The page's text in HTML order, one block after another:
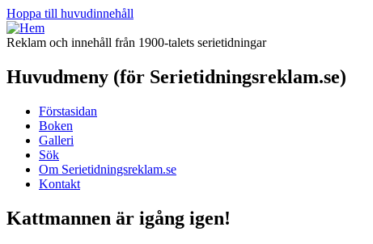
Hoppa till huvudinnehåll
Reklam och innehåll från 1900-talets serietidningar
Huvudmeny (för Serietidningsreklam.se)
Förstasidan
Boken
Galleri
Sök
Om Serietidningsreklam.se
Kontakt
Kattmannen är igång igen!